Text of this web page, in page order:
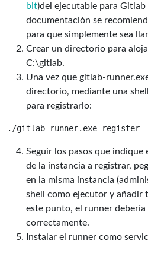
bit)del ejecutable para Gitlab
documentación se
para que simplemente sea
Crear un directorio para
C:\gitlab.
Una vez que gitlab-
directorio, mediante una
para registrarlo:
Seguir los pasos que indique
de la instancia a registrar,
en la misma instancia
shell como ejecutor y añadir
este punto, el runner
correctamente.
Instalar el runner como